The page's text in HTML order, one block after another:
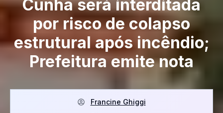
Cunha será interditada
por risco de colapso
estrutural após incêndio;
Prefeitura emite nota
Francine Ghiggi